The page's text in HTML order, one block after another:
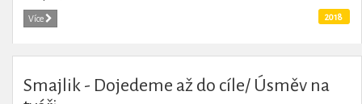
Více 2018
Smajlik - Dojedeme až do cíle/ Úsměv na